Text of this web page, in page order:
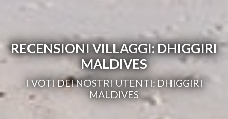
RECENSIONI VILLAGGI: DHIGGIRI
MALDIVES
I VOTI DEI NOSTRI UTENTI: DHIGGIRI
MALDIVES